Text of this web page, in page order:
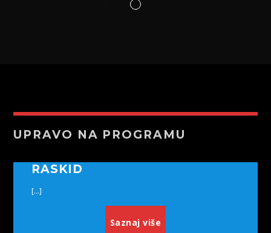
UPRAVO NA PROGRAMU
RASKID
[...]
Saznaj više